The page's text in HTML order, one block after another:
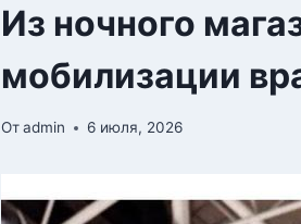
Из ночного
мобилизации
Отadmin 6 июля, 2026